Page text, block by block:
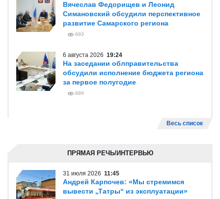
Вячеслав Федорищев и Леонид
Симановский обсудили перспективное
развитие Самарского региона
893
6 августа 2026 19:24
На заседании облправительства
обсудили исполнение бюджета региона
за первое полугодие
889
Весь список
ПРЯМАЯ РЕЧЬ/ИНТЕРВЬЮ
31 июля 2026 11:45
Андрей Карпочев: «Мы стремимся
вывести „Татры“ из эксплуатации»